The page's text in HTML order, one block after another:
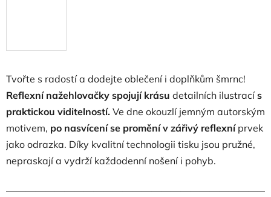
Tvořte s radostí a dodejte oblečení i doplňkům šmrnc!
Reflexní nažehlovačky spojují krásu detailních ilustracís
praktickou viditelností. Ve dne okouzlí jemným autorským
motivem, po nasvícení se promění v zářivý reflexníprvek
jako odrazka. Díky kvalitní technologii tisku jsou pružné,
nepraskají a vydrží každodenní nošení i pohyb.